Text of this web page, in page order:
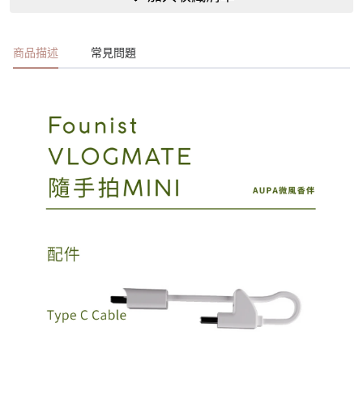
商品描述 常見問題